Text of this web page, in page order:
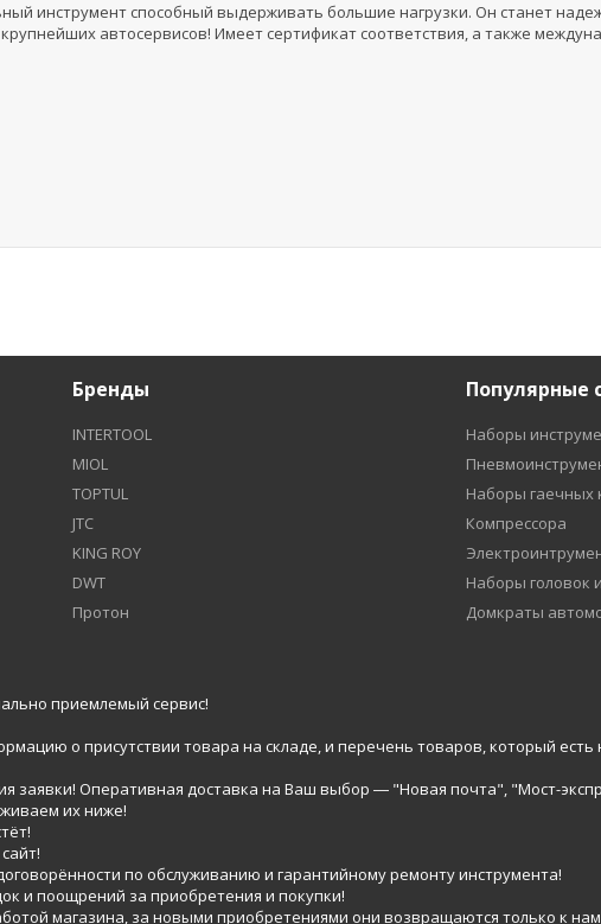
инструмент способный выдерживать большие нагрузки. Он станет
автосервисов! Имеет сертификат соответствия, а также
Бренды
INTERTOOL
MIOL
TOPTUL
JTC
KING ROY
DWT
Протон
Популярные
Наборы
Наборы гаечных
Компрессора
Наборы головок
Домкраты
приемлемый сервис!
о присутствии товара на складе, и перечень товаров, который есть
заявки! Оперативная доставка на Ваш выбор ― "Новая почта", "Мост-
их ниже!
по обслуживанию и гарантийному ремонту инструмента!
и поощрений за приобретения и покупки!
магазина, за новыми приобретениями они возвращаются только к